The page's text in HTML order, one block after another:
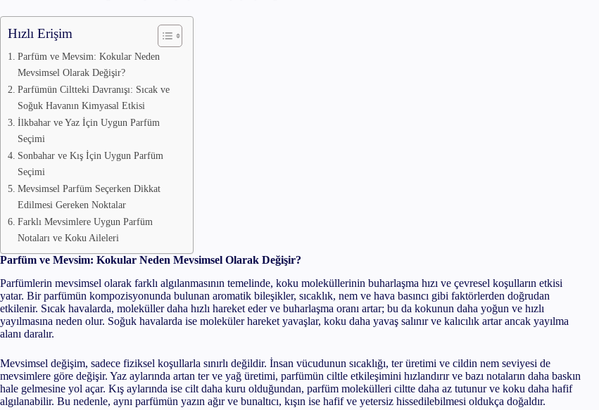
Sunburn Blush Nedir ve Nasıl Yapılır?
Hızlı Erişim
Parfüm ve Mevsim: Kokular Neden
Mevsimsel Olarak Değişir?
Parfümün Ciltteki Davranışı: Sıcak ve
Soğuk Havanın Kimyasal Etkisi
İlkbahar ve Yaz İçin Uygun Parfüm
Seçimi
Sonbahar ve Kış İçin Uygun Parfüm
Seçimi
Mevsimsel Parfüm Seçerken Dikkat
Edilmesi Gereken Noktalar
Farklı Mevsimlere Uygun Parfüm
Notaları ve Koku Aileleri
Parfüm ve Mevsim: Kokular Neden Mevsimsel Olarak Değişir?
Parfümlerin mevsimsel olarak farklı algılanmasının temelinde, koku moleküllerinin buharlaşma hızı ve çevresel koşulların etkisi
yatar. Bir parfümün kompozisyonunda bulunan aromatik bileşikler, sıcaklık, nem ve hava basıncı gibi faktörlerden doğrudan
etkilenir. Sıcak havalarda, moleküller daha hızlı hareket eder ve buharlaşma oranı artar; bu da kokunun daha yoğun ve hızlı
yayılmasına neden olur. Soğuk havalarda ise moleküler hareket yavaşlar, koku daha yavaş salınır ve kalıcılık artar ancak yayılma
alanı daralır.
Mevsimsel değişim, sadece fiziksel koşullarla sınırlı değildir. İnsan vücudunun sıcaklığı, ter üretimi ve cildin nem seviyesi de
mevsimlere göre değişir. Yaz aylarında artan ter ve yağ üretimi, parfümün ciltle etkileşimini hızlandırır ve bazı notaların daha baskın
hale gelmesine yol açar. Kış aylarında ise cilt daha kuru olduğundan, parfüm molekülleri ciltte daha az tutunur ve koku daha hafif
algılanabilir. Bu nedenle, aynı parfümün yazın ağır ve bunaltıcı, kışın ise hafif ve yetersiz hissedilebilmesi oldukça doğaldır.